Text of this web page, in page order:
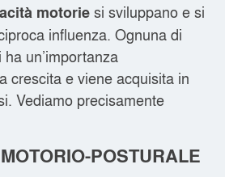
motoriesi sviluppano e si
influenza. Ognuna di
un’importanza
crescita e viene acquisita in
Vediamo precisamente
POSTURALE